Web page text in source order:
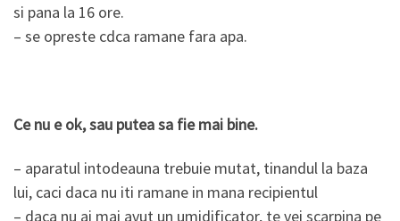
si pana la 16 ore.
– se opreste cdca ramane fara apa.
Ce nu e ok, sau putea sa fie mai bine.
– aparatul intodeauna trebuie mutat, tinandul la baza
lui, caci daca nu iti ramane in mana recipientul
– daca nu ai mai avut un umidificator, te vei scarpina pe